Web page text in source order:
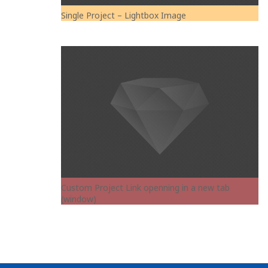
Single Project – Lightbox Image
Custom Project Link openning in a new tab
(window)